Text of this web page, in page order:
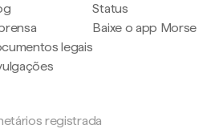
legais
Status
Baixe o app Morse
registrada